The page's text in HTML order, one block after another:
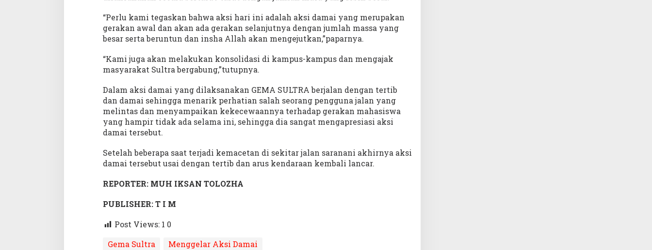
“Perlu kami tegaskan bahwa aksi hari ini adalah aksi damai yang merupakan
gerakan awal dan akan ada gerakan selanjutnya dengan jumlah massa yang
besar serta beruntun dan insha Allah akan mengejutkan,”paparnya.
“Kami juga akan melakukan konsolidasi di kampus-kampus dan mengajak
masyarakat Sultra bergabung,”tutupnya.
Dalam aksi damai yang dilaksanakan GEMA SULTRA berjalan dengan tertib
dan damai sehingga menarik perhatian salah seorang pengguna jalan yang
melintas dan menyampaikan kekecewaannya terhadap gerakan mahasiswa
yang hampir tidak ada selama ini, sehingga dia sangat mengapresiasi aksi
damai tersebut.
Setelah beberapa saat terjadi kemacetan di sekitar jalan saranani akhirnya aksi
damai tersebut usai dengan tertib dan arus kendaraan kembali lancar.
REPORTER: MUH IKSAN TOLOZHA
PUBLISHER: T I M
Post Views: 1 0
Gema Sultra
Menggelar Aksi Damai